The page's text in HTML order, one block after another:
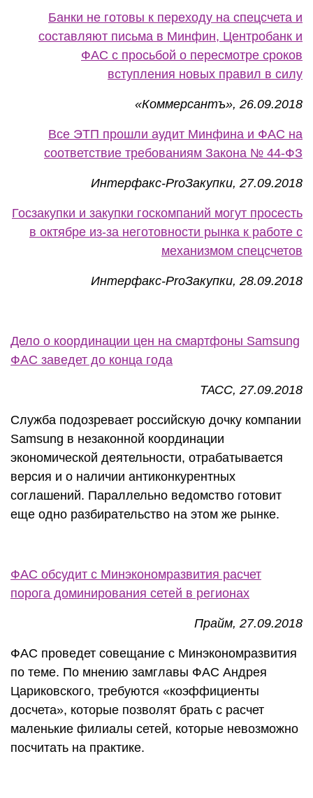
Банки не готовы к переходу на спецсчета и
составляют письма в Минфин, Центробанк и
ФАС с просьбой о пересмотре сроков
вступления новых правил в силу
«Коммерсантъ», 26.09.2018
Все ЭТП прошли аудит Минфина и ФАС на
соответствие требованиям Закона № 44-ФЗ
Интерфакс-ProЗакупки, 27.09.2018
Госзакупки и закупки госкомпаний могут просесть
в октябре из-за неготовности рынка к работе с
механизмом спецсчетов
Интерфакс-ProЗакупки, 28.09.2018
Дело о координации цен на смартфоны Samsung
ФАС заведет до конца года
ТАСС, 27.09.2018
Служба подозревает российскую дочку компании
Samsung в незаконной координации
экономической деятельности, отрабатывается
версия и о наличии антиконкурентных
соглашений. Параллельно ведомство готовит
еще одно разбирательство на этом же рынке.
ФАС обсудит с Минэкономразвития расчет
порога доминирования сетей в регионах
Прайм, 27.09.2018
ФАС проведет совещание с Минэкономразвития
по теме. По мнению замглавы ФАС Андрея
Цариковского, требуются «коэффициенты
досчета», которые позволят брать с расчет
маленькие филиалы сетей, которые невозможно
посчитать на практике.